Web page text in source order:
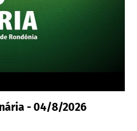
- 04/8/2026